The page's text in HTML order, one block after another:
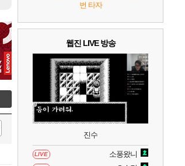
번 타자
웹진 LIVE 방송
진수
LIVE 소풍왔니